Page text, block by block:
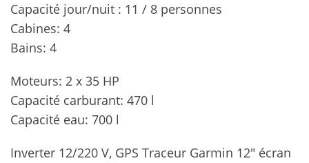
Capacité jour/nuit : 11 / 8 personnes
Cabines: 4
Bains: 4
Moteurs: 2 x 35 HP
Capacité carburant: 470 l
Capacité eau: 700 l
Inverter 12/220 V, GPS Traceur Garmin 12″ écran